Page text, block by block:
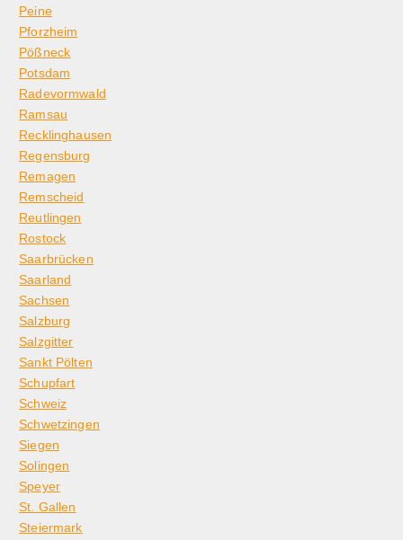
Peine
Pforzheim
Pößneck
Potsdam
Radevormwald
Ramsau
Recklinghausen
Regensburg
Remagen
Remscheid
Reutlingen
Rostock
Saarbrücken
Saarland
Sachsen
Salzburg
Salzgitter
Sankt Pölten
Schupfart
Schweiz
Schwetzingen
Siegen
Solingen
Speyer
St. Gallen
Steiermark